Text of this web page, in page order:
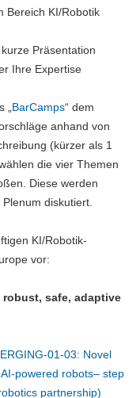
Bereich KI/Robotik
Präsentation
Ihre Expertise
BarCamps“ dem
anhand von
(kürzer als 1
die vier Themen
Diese werden
diskutiert.
KI/Robotik-
vor:
safe, adaptive
01-03: Novel
powered robots– step
partnership)